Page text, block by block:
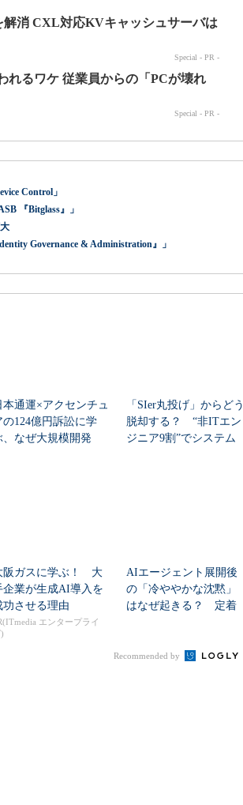
Control」
『Bitglass』」
Governance & Administration』」
本通運×アクセンチュ
の124億円訴訟に学
、なぜ大規模開発
「SIer丸投げ」からどう
脱却する？ “非ITエン
ジニア9割”でシステム
阪ガスに学ぶ！ 大
企業が生成AI導入を
功させる理由
エンタープライ
AIエージェント展開後
の「冷ややかな沈黙」
はなぜ起きる？ 定着
Recommended by